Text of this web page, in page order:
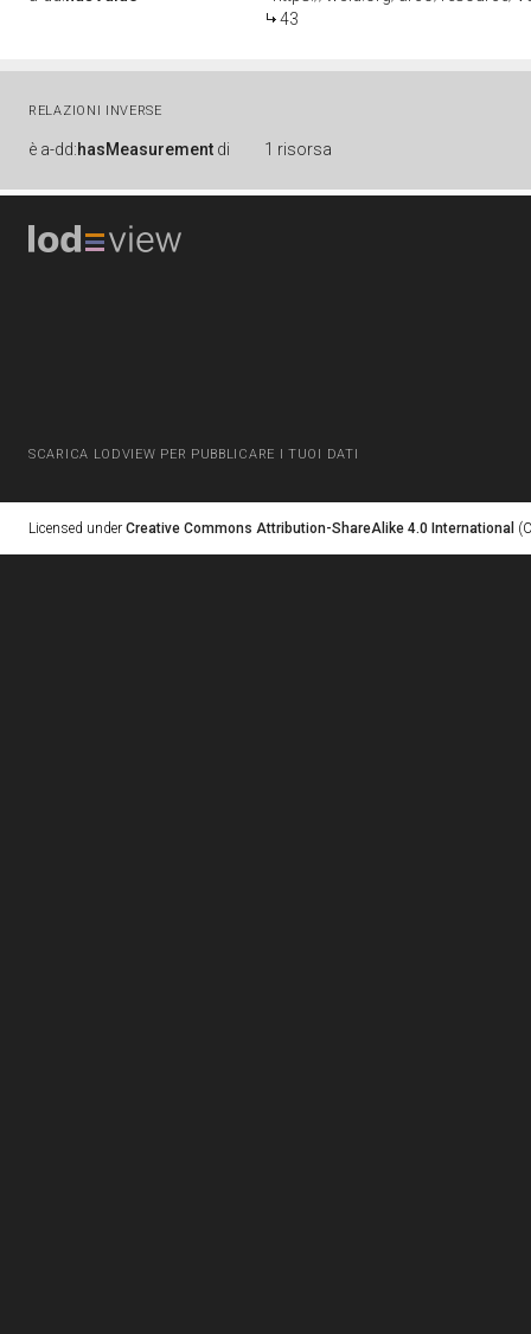
43
RELAZIONI INVERSE
è a-dd:hasMeasurement di 1 risorsa
SCARICA LODVIEW PER PUBBLICARE I TUOI DATI
Licensed under Creative Commons Attribution-ShareAlike 4.0 International